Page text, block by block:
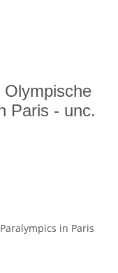
Paris - unc.
in Paris